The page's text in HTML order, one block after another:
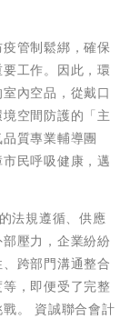
管制鬆綁，確保
工作。因此，環
內空品，從戴口
空間防護的「主
質專業輔導團
民呼吸健康，邁
法規遵循、供應
壓力，企業紛紛
跨部門溝通整合
，即便受了完整
。 資誠聯合會計